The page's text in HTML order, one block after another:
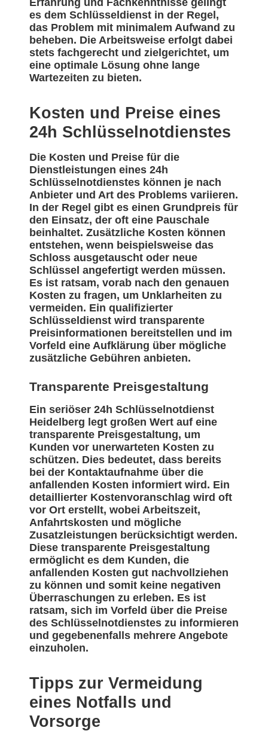
Erfahrung und Fachkenntnisse gelingt
es dem Schlüsseldienst in der Regel,
das Problem mit minimalem Aufwand zu
beheben. Die Arbeitsweise erfolgt dabei
stets fachgerecht und zielgerichtet, um
eine optimale Lösung ohne lange
Wartezeiten zu bieten.
Kosten und Preise eines
24h Schlüsselnotdienstes
Die Kosten und Preise für die
Dienstleistungen eines 24h
Schlüsselnotdienstes können je nach
Anbieter und Art des Problems variieren.
In der Regel gibt es einen Grundpreis für
den Einsatz, der oft eine Pauschale
beinhaltet. Zusätzliche Kosten können
entstehen, wenn beispielsweise das
Schloss ausgetauscht oder neue
Schlüssel angefertigt werden müssen.
Es ist ratsam, vorab nach den genauen
Kosten zu fragen, um Unklarheiten zu
vermeiden. Ein qualifizierter
Schlüsseldienst wird transparente
Preisinformationen bereitstellen und im
Vorfeld eine Aufklärung über mögliche
zusätzliche Gebühren anbieten.
Transparente Preisgestaltung
Ein seriöser 24h Schlüsselnotdienst
Heidelberg legt großen Wert auf eine
transparente Preisgestaltung, um
Kunden vor unerwarteten Kosten zu
schützen. Dies bedeutet, dass bereits
bei der Kontaktaufnahme über die
anfallenden Kosten informiert wird. Ein
detaillierter Kostenvoranschlag wird oft
vor Ort erstellt, wobei Arbeitszeit,
Anfahrtskosten und mögliche
Zusatzleistungen berücksichtigt werden.
Diese transparente Preisgestaltung
ermöglicht es dem Kunden, die
anfallenden Kosten gut nachvollziehen
zu können und somit keine negativen
Überraschungen zu erleben. Es ist
ratsam, sich im Vorfeld über die Preise
des Schlüsselnotdienstes zu informieren
und gegebenenfalls mehrere Angebote
einzuholen.
Tipps zur Vermeidung
eines Notfalls und
Vorsorge